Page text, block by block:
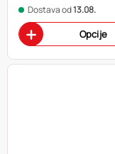
Dostava od13.08.
Opcije